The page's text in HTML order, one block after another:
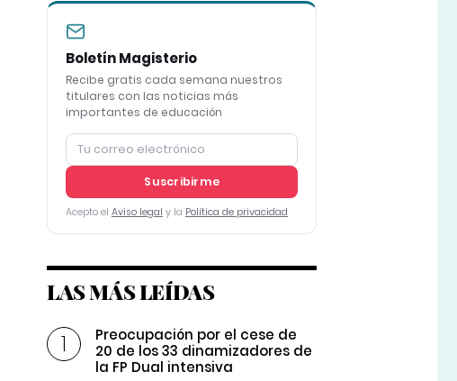
Boletín Magisterio
Recibe gratis cada semana nuestros
titulares con las noticias más
importantes de educación
Suscribirme
Acepto el Aviso legal y la Política de privacidad
LAS MÁS LEÍDAS
Preocupación por el cese de
20 de los 33 dinamizadores de
la FP Dual intensiva